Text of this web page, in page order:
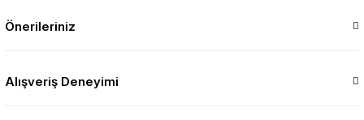
Önerileriniz
Alışveriş Deneyimi